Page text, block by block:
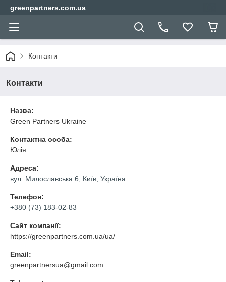
greenpartners.com.ua
Контакти
Контакти
Назва:
Green Partners Ukraine
Контактна особа:
Юлія
Адреса:
вул. Милославська 6, Київ, Україна
Телефон:
+380 (73) 183-02-83
Сайт компанії:
https://greenpartners.com.ua/ua/
Email:
greenpartnersua@gmail.com